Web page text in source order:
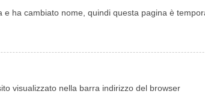
ha cambiato nome, quindi questa pagina è
visualizzato nella barra indirizzo del browser